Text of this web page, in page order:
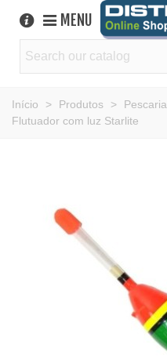
MENU
Início > Produtos > Pescaria
Flutuador com luz Starlite